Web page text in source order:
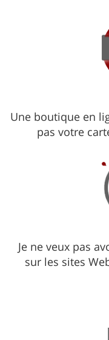
Une boutique en
pas votre
Je ne veux pas
sur les sites